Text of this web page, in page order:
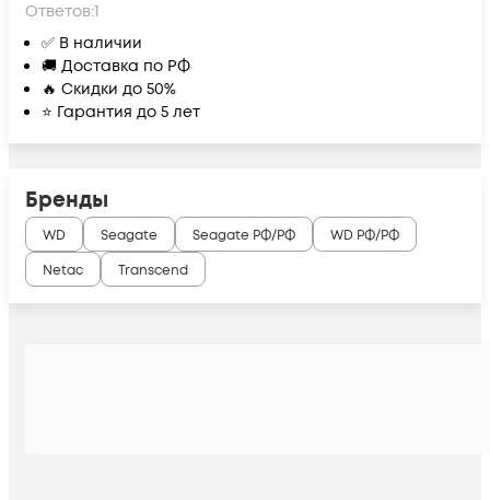
Ответов:1
✅ В наличии
🚚 Доставка по РФ
🔥 Скидки до 50%
⭐ Гарантия до 5 лет
Бренды
WD Seagate Seagate РФ/РФ
WD РФ/РФ
Netac
Transcend